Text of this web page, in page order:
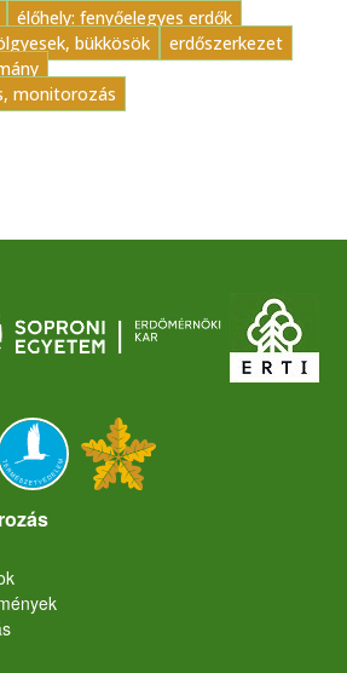
élőhely: fenyőelegyes erdők
bükkösök
erdőszerkezet
monitorozás